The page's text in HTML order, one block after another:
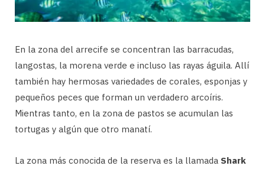
En la zona del arrecife se concentran las barracudas,
langostas, la morena verde e incluso las rayas águila. Allí
también hay hermosas variedades de corales, esponjas y
pequeños peces que forman un verdadero arcoíris.
Mientras tanto, en la zona de pastos se acumulan las
tortugas y algún que otro manatí.
La zona más conocida de la reserva es la llamada Shark